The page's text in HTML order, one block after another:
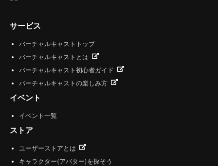
サービス
バーチャルキャストトップ
バーチャルキャストとは
バーチャルキャスト初心者ガイド
バーチャルキャストの楽しみ方
イベント
イベント一覧
ストア
ユーザーストアとは
キャラクター(アバター)を探そう